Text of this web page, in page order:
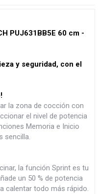
PUJ631BB5E 60 cm -
y seguridad, con el
la zona de cocción con
el nivel de potencia
Memoria e Inicio
sencilla.
la función Sprint es tu
un 50 % de potencia
calentar todo más rápido.